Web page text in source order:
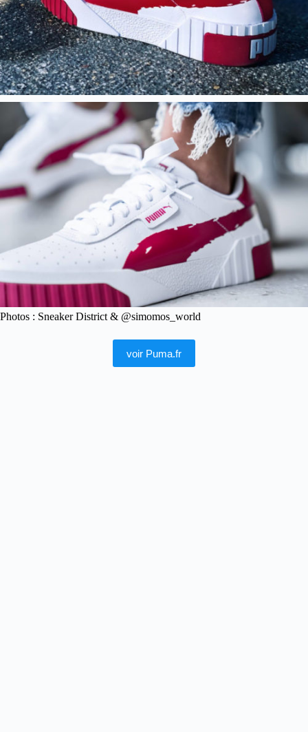
Photos : Sneaker District & @simomos_world
voir Puma.fr